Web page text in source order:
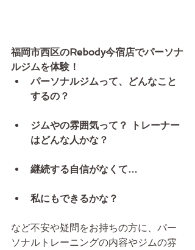
福岡市西区のRebody今宿店でパーソナ
ルジムを体験！
パーソナルジムって、どんなこと
するの？
ジムやの雰囲気って？ トレーナー
はどんな人かな？
継続する自信がなくて…
私にもできるかな？
など不安や疑問をお持ちの方に、パー
ソナルトレーニングの内容やジムの雰